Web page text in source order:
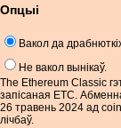
Опцыі
Вакол да
Не вакол вынікаў.
The Ethereum Classic
запісаная ETC.
26 травень 2024 ад
лічбаў.